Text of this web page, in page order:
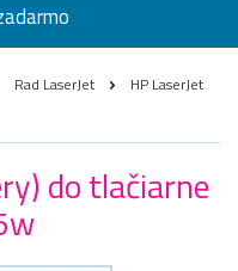
Rad LaserJet
HP LaserJet
do tlačiarne